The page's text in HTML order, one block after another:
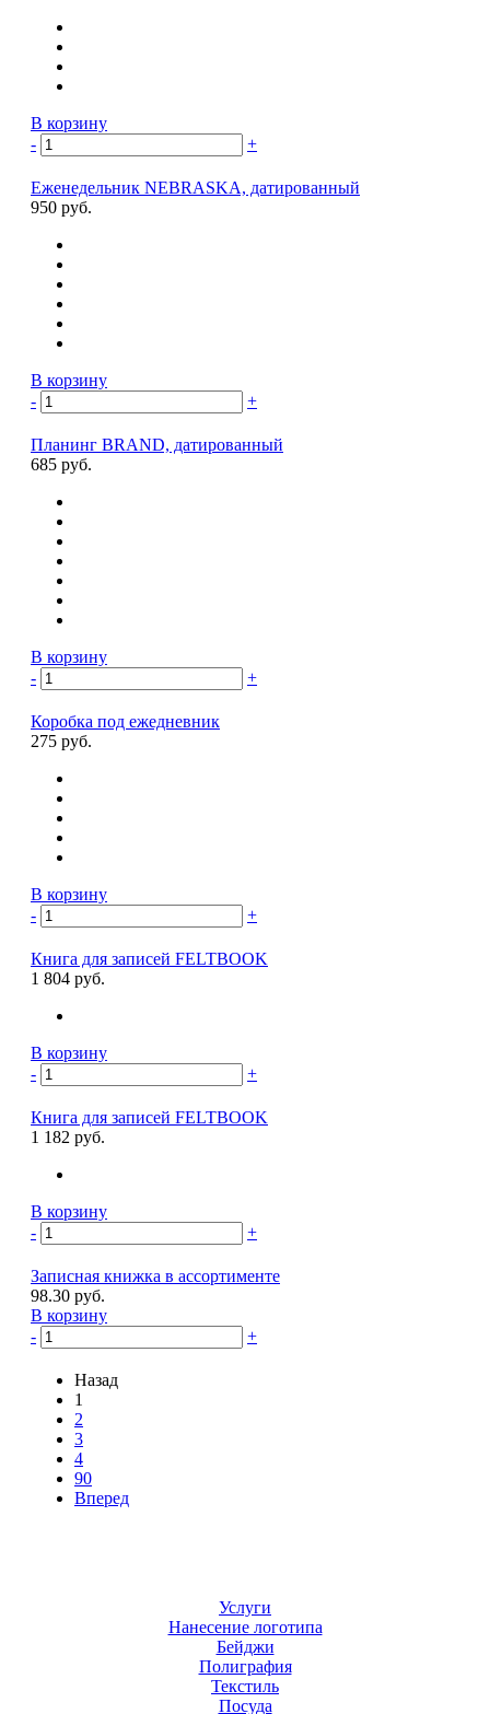
В корзину
-
+
Еженедельник NEBRASKA, датированный
950 руб.
В корзину
-
+
Планинг BRAND, датированный
685 руб.
В корзину
-
+
Коробка под ежедневник
275 руб.
В корзину
-
+
Книга для записей FELTBOOK
1 804 руб.
В корзину
-
+
Книга для записей FELTBOOK
1 182 руб.
В корзину
-
+
Записная книжка в ассортименте
98.30 руб.
В корзину
-
+
Назад
1
2
3
4
90
Вперед
Услуги
Нанесение логотипа
Бейджи
Полиграфия
Текстиль
Посуда